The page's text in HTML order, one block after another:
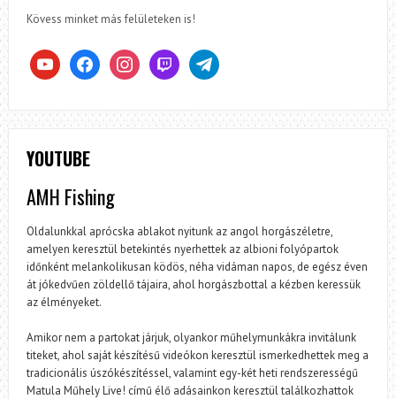
Kövess minket más felületeken is!
youtube facebookinstagramtwitch telegram
YOUTUBE
AMH Fishing
Oldalunkkal aprócska ablakot nyitunk az angol horgászéletre,
amelyen keresztül betekintés nyerhettek az albioni folyópartok
időnként melankolikusan ködös, néha vidáman napos, de egész éven
át jókedvűen zöldellő tájaira, ahol horgászbottal a kézben keressük
az élményeket.
Amikor nem a partokat járjuk, olyankor műhelymunkákra invitálunk
titeket, ahol saját készítésű videókon keresztül ismerkedhettek meg a
tradicionális úszókészítéssel, valamint egy-két heti rendszerességű
Matula Műhely Live! című élő adásainkon keresztül találkozhattok